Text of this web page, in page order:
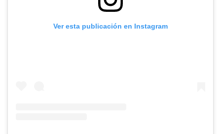
Ver esta publicación en Instagram